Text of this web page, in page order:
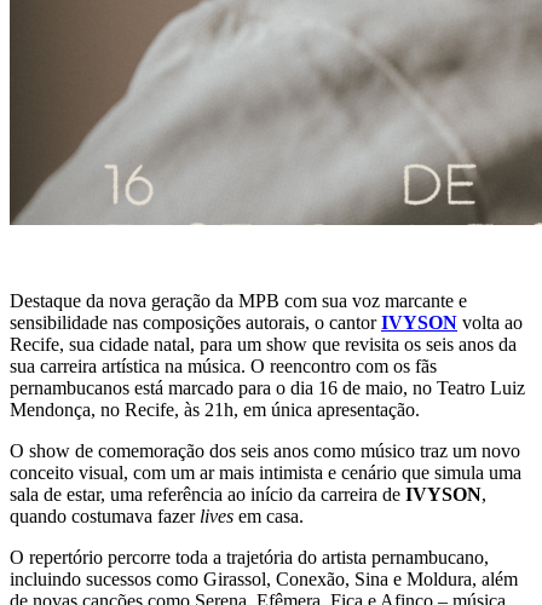
Destaque da nova geração da MPB com sua voz marcante e
sensibilidade nas composições autorais, o cantorIVYSON volta ao
Recife, sua cidade natal, para um show que revisita os seis anos da
sua carreira artística na música. O reencontro com os fãs
pernambucanos está marcado para o dia 16 de maio, no Teatro Luiz
Mendonça, no Recife, às 21h, em única apresentação.
O show de comemoração dos seis anos como músico traz um novo
conceito visual, com um ar mais intimista e cenário que simula uma
sala de estar, uma referência ao início da carreira de IVYSON,
quando costumava fazer lives em casa.
O repertório percorre toda a trajetória do artista pernambucano,
incluindo sucessos como Girassol, Conexão, Sina e Moldura, além
de novas canções como Serena, Efêmera, Fica e Afinco – música